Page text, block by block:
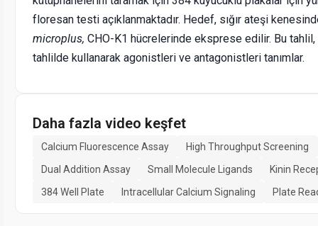
floresan testi açıklanmaktadır. Hedef, sığır ateşi
microplus, CHO-K1 hücrelerinde eksprese edilir. Bu
tahlilde kullanarak agonistleri ve antagonistleri tanımlar.
Daha fazla video keşfet
Calcium Fluorescence Assay
High Throughput Screening
Dual Addition Assay
Small Molecule Ligands
Kinin
384 Well Plate
Intracellular Calcium Signaling Plate